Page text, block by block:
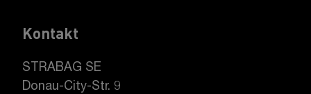
Kontakt
STRABAG SE
Donau-City-Str. 9